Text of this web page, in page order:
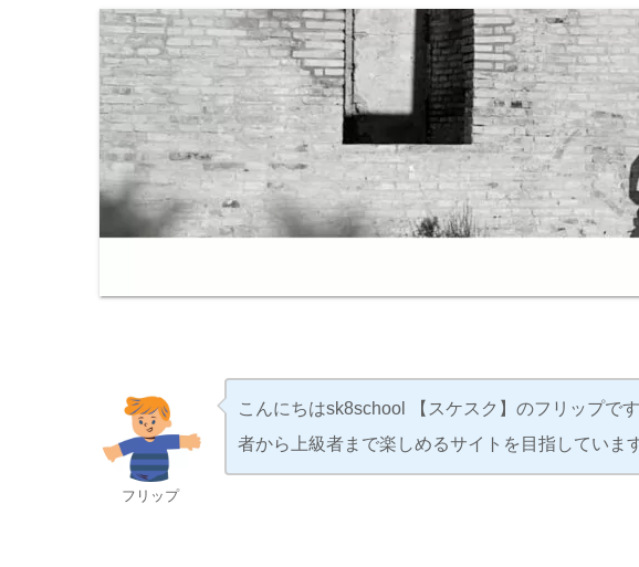
フリップ
こんにちはsk8school 【スケスク】のフリップで
者から上級者まで楽しめるサイトを目指していま